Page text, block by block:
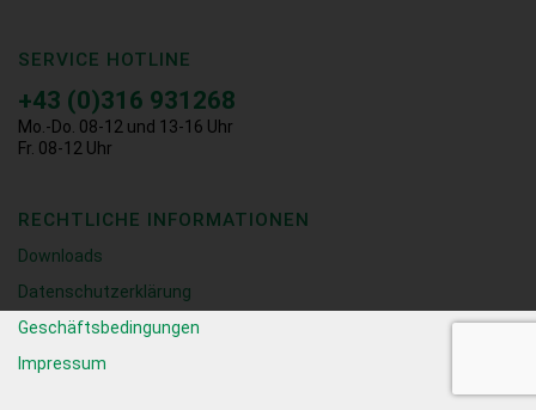
SERVICE HOTLINE
+43 (0)316 931268
Mo.-Do. 08-12 und 13-16 Uhr
Fr. 08-12 Uhr
RECHTLICHE INFORMATIONEN
Downloads
Datenschutzerklärung
Geschäftsbedingungen
Impressum